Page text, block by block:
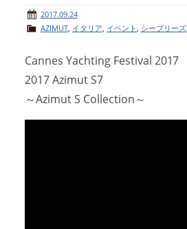
ニュース＆トピックス
2017.09.24
AZIMUT, イタリア イベント シーブリーズ,
Cannes Yachting Festival 2017
2017 Azimut S7
～Azimut S Collection～